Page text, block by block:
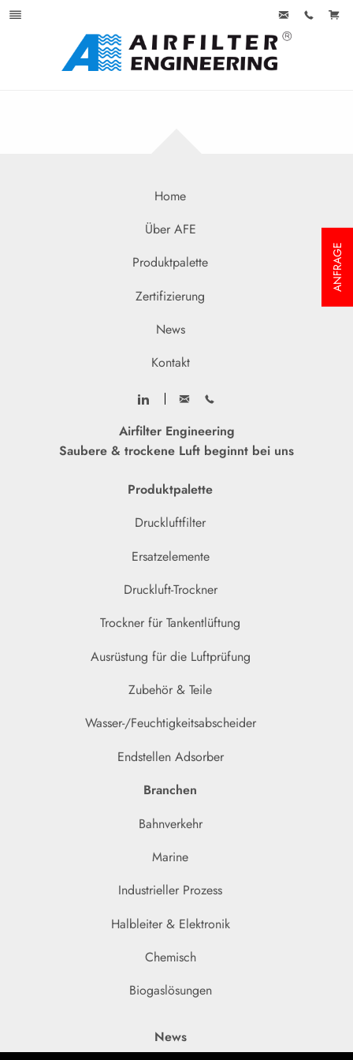
Home
Über AFE
Produktpalette
Zertifizierung
News
Kontakt
Airfilter Engineering
Saubere & trockene Luft beginnt bei uns
Produktpalette
Druckluftfilter
Ersatzelemente
Druckluft-Trockner
Trockner für Tankentlüftung
Ausrüstung für die Luftprüfung
Zubehör & Teile
Wasser-/Feuchtigkeitsabscheider
Endstellen Adsorber
Branchen
Bahnverkehr
Marine
Industrieller Prozess
Halbleiter & Elektronik
Chemisch
Biogaslösungen
News
ANFRAGE